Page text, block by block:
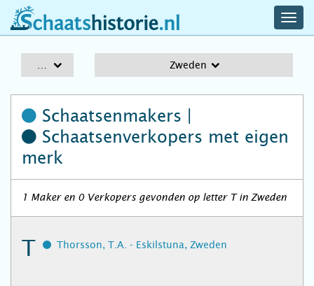
schaatshistorie.nl
Zweden
Schaatsenmakers |
Schaatsenverkopers met eigen
merk
1 Maker en 0 Verkopers gevonden op letter T in Zweden
T Thorsson, T.A. - Eskilstuna, Zweden